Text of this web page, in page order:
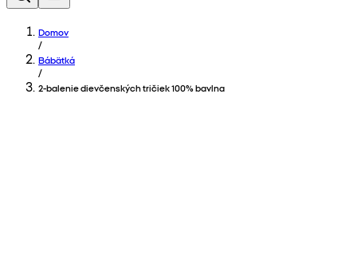
Domov
/
Bábätká
/
2-balenie dievčenských tričiek 100% bavlna